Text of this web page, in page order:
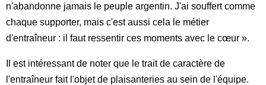
n'abandonne jamais le peuple argentin. J'ai souffert comme
chaque supporter, mais c'est aussi cela le métier
d'entraîneur : il faut ressentir ces moments avec le cœur ».
Il est intéressant de noter que le trait de caractère de
l'entraîneur fait l'objet de plaisanteries au sein de l'équipe.